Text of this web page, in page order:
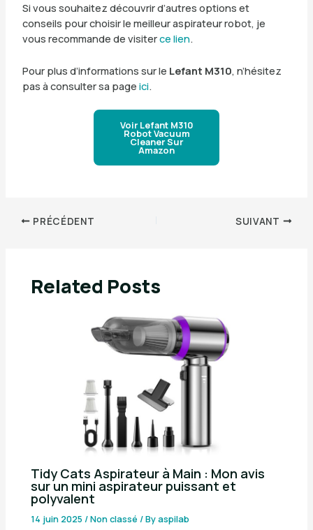
Si vous souhaitez découvrir d’autres options et
conseils pour choisir le meilleur aspirateur robot, je
vous recommande de visiterce lien.
Pour plus d’informations sur le Lefant M310, n’hésitez
pas à consulter sa page ici.
Voir Lefant M310
Robot Vacuum
Cleaner Sur
Amazon
PRÉCÉDENT SUIVANT
Related Posts
Tidy Cats Aspirateur à Main : Mon avis
sur un mini aspirateur puissant et
polyvalent
14 juin 2025/Non classé / Byaspilab